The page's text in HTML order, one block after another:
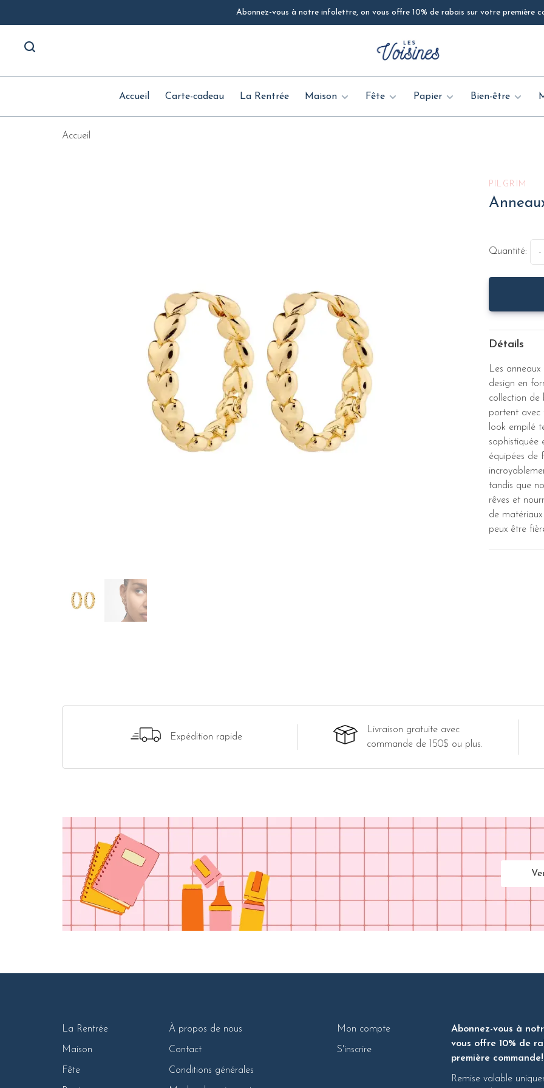
Abonnez-vous à notre infolettre, on vous offre 10% de rabais sur votre première
Accueil Carte-cadeau La Rentrée Maison Fête Papier Bien-être
Accueil
PILGRIM
Quantité: -
Détails
Les
design en
collection de
portent avec
look empilé
sophistiquée
équipées de
tandis que
rêves et
de
peux être
Expédition rapide
Livraison gratuite avec
commande de 150$ ou plus.
La Rentrée
Maison
Fête
À propos de nous
Contact
Conditions générales
Mon compte
S'inscrire
Abonnez-vous à
vous offre 10% de
première commande!
Remise valable